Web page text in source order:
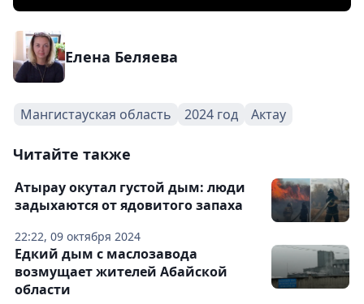
Елена Беляева
Мангистауская область 2024 год Актау
Читайте также
22:22, 09 октября 2024
Атырау окутал густой дым: люди
задыхаются от ядовитого запаха
Едкий дым с маслозавода
возмущает жителей Абайской
области